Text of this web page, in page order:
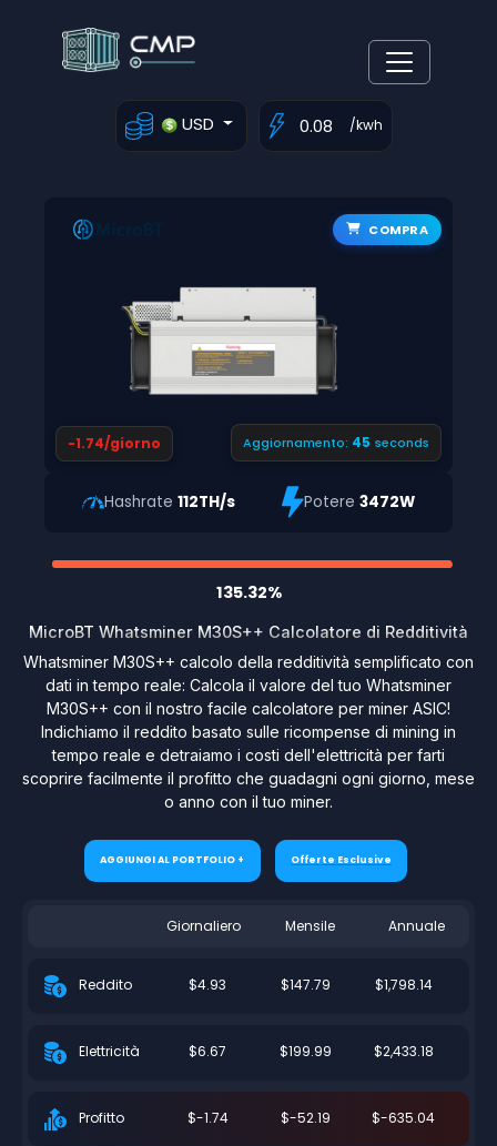
USD /kwh
COMPRA
-1.74/giorno Aggiornamento: 44 seconds
Hashrate 112TH/s Potere3472W
135.32%
MicroBT Whatsminer M30S++ Calcolatore di Redditività
Whatsminer M30S++ calcolo della redditività semplificato con
dati in tempo reale: Calcola il valore del tuo Whatsminer
M30S++ con il nostro facile calcolatore per miner ASIC!
Indichiamo il reddito basato sulle ricompense di mining in
tempo reale e detraiamo i costi dell'elettricità per farti
scoprire facilmente il profitto che guadagni ogni giorno, mese
o anno con il tuo miner.
AGGIUNGI AL PORTFOLIO + Offerte Esclusive
Giornaliero Mensile Annuale
Reddito $4.93 $147.79 $1,798.14
Elettricità $6.67 $199.99 $2,433.18
Profitto $-1.74 $-52.19 $-635.04